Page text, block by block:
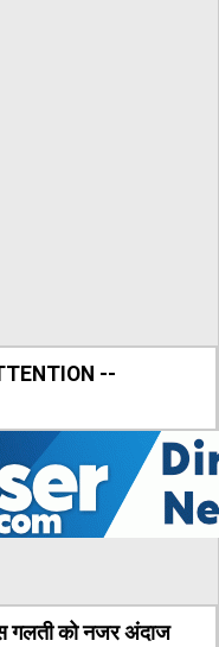
--
गलती को नजर अंदाज